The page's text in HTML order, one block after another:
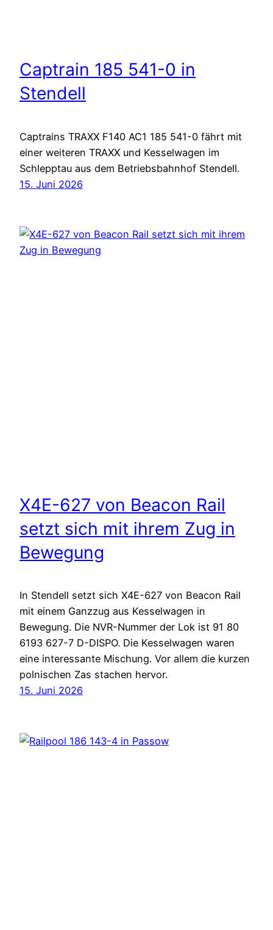
Captrain 185 541-0 in
Stendell
Captrains TRAXX F140 AC1 185 541-0 fährt mit
einer weiteren TRAXX und Kesselwagen im
Schlepptau aus dem Betriebsbahnhof Stendell.
15. Juni 2026
X4E-627 von Beacon Rail
setzt sich mit ihrem Zug in
Bewegung
In Stendell setzt sich X4E-627 von Beacon Rail
mit einem Ganzzug aus Kesselwagen in
Bewegung. Die NVR-Nummer der Lok ist 91 80
6193 627-7 D-DISPO. Die Kesselwagen waren
eine interessante Mischung. Vor allem die kurzen
polnischen Zas stachen hervor.
15. Juni 2026